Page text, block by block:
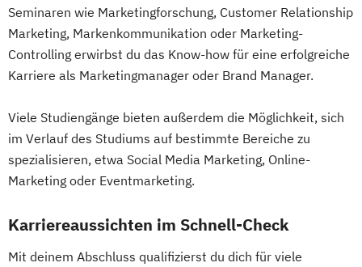
Seminaren wie Marketingforschung, Customer Relationship
Marketing, Markenkommunikation oder Marketing-
Controlling erwirbst du das Know-how für eine erfolgreiche
Karriere als Marketingmanager oder Brand Manager.
Viele Studiengänge bieten außerdem die Möglichkeit, sich
im Verlauf des Studiums auf bestimmte Bereiche zu
spezialisieren, etwa Social Media Marketing, Online-
Marketing oder Eventmarketing.
Karriereaussichten im Schnell-Check
Mit deinem Abschluss qualifizierst du dich für viele